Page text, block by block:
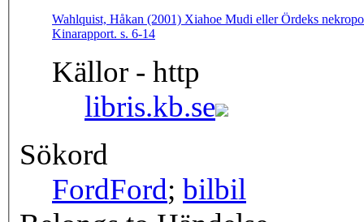
Wahlquist, Håkan (2001) Xiahoe Mudi eller Ördeks
Kinarapport. s. 6-14
Källor - http
libris.kb.se
Sökord
FordFord; bilbil